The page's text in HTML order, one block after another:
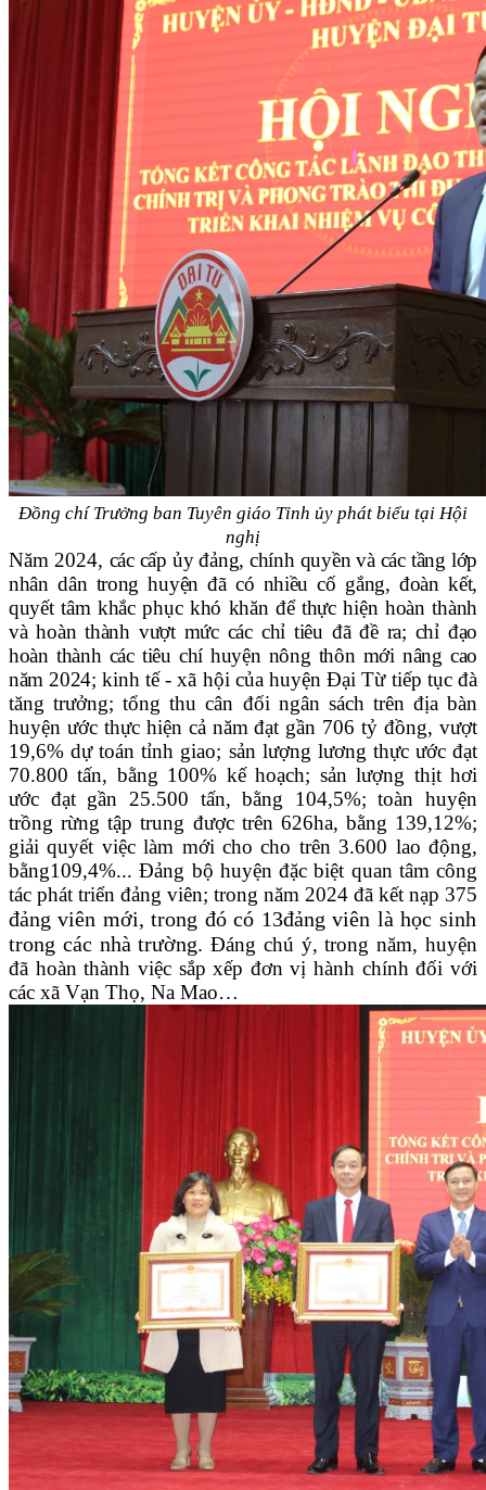
Đồng chí Trưởng ban Tuyên giáo Tỉnh ủy phát biểu tại Hội
nghị
Năm 2024, các cấp ủy đảng, chính quyền và các tầng lớp
nhân dân trong huyện đã có nhiều cố gắng, đoàn kết,
quyết tâm khắc phục khó khăn để thực hiện hoàn thành
và hoàn thành vượt mức các chỉ tiêu đã đề ra; chỉ đạo
hoàn thành các tiêu chí huyện nông thôn mới nâng cao
năm 2024; kinh tế - xã hội của huyện Đại Từ tiếp tục đà
tăng trưởng; tổng thu cân đối ngân sách trên địa bàn
huyện ước thực hiện cả năm đạt gần 706 tỷ đồng, vượt
19,6% dự toán tỉnh giao; sản lượng lương thực ước đạt
70.800 tấn, bằng 100% kế hoạch; sản lượng thịt hơi
ước đạt gần 25.500 tấn, bằng 104,5%; toàn huyện
trồng rừng tập trung được trên 626ha, bằng 139,12%;
giải quyết việc làm mới cho cho trên 3.600 lao động,
bằng109,4%... Đảng bộ huyện đặc biệt quan tâm công
tác phát triển đảng viên; trong năm 2024 đã kết nạp 375
đảng viên mới, trong đó có 13đảng viên là học sinh
trong các nhà trường. Đáng chú ý, trong năm, huyện
đã hoàn thành việc sắp xếp đơn vị hành chính đối với
các xã Vạn Thọ, Na Mao…